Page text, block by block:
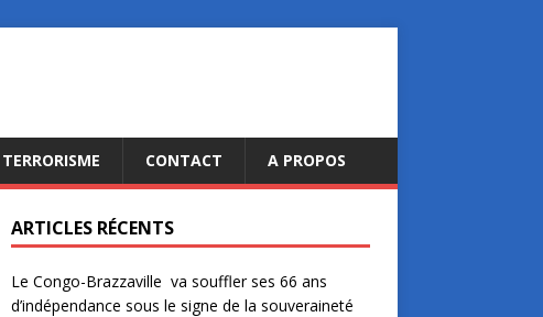
TERRORISME CONTACT A PROPOS
ARTICLES RÉCENTS
Le Congo-Brazzaville va souffler ses 66 ans
d’indépendance sous le signe de la souveraineté